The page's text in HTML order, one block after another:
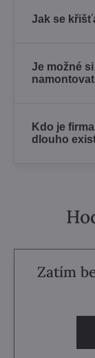
Jak se
Je možné
Kdo je
dlouho
Zatím